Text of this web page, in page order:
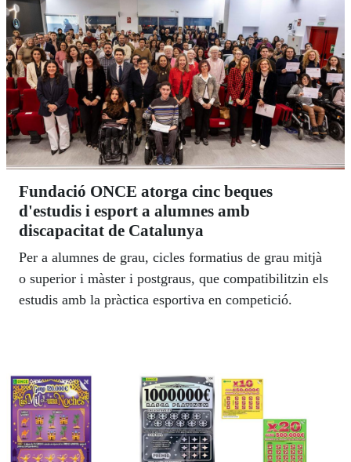
Fundació ONCE atorga cinc beques
d'estudis i esport a alumnes amb
discapacitat de Catalunya
Per a alumnes de grau, cicles formatius de grau mitjà
o superior i màster i postgraus, que compatibilitzin els
estudis amb la pràctica esportiva en competició.